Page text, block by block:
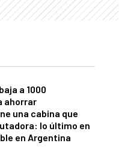
a 1000
ahorrar
una cabina que
lo último en
en Argentina